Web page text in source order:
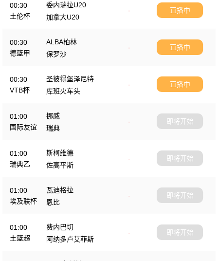
00:30
土伦杯
委内瑞拉U20
-
加拿大U20
直播中
00:30
德篮甲
ALBA柏林
-
保罗沙
直播中
00:30
VTB杯
圣彼得堡泽尼特
-
库班火车头
直播中
01:00
国际友谊
挪威
-
瑞典
即将开始
01:00
瑞典乙
斯柯维德
-
佐高平斯
即将开始
01:00
埃及联杯
瓦迪格拉
-
恩比
即将开始
01:00
土篮超
费内巴切
-
阿纳多卢艾菲斯
即将开始